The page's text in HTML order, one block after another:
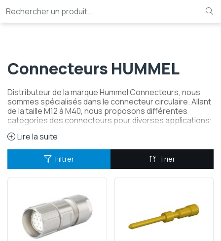
Connecteurs HUMMEL
Distributeur de la marque Hummel Connecteurs, nous
sommes spécialisés dans le connecteur circulaire. Allant
de la taille M12 à M40, nous proposons différentes
catégories des connecteurs pour diverses applications:
- M12 Power
- M16
- M23 Commande
- M23 Puissance
- M40
- Inox
Lire la suite
Filtrer Trier